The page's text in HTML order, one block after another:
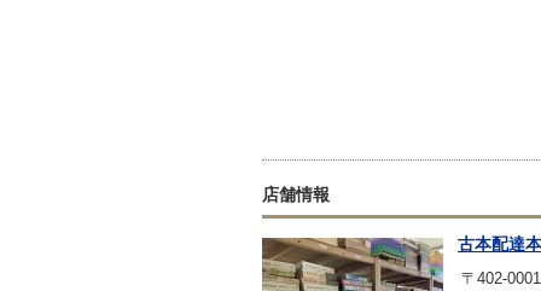
店舗情報
古本配達
〒402-0001